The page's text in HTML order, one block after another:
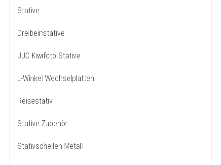
Stative
Dreibeinstative
JJC Kiwifoto Stative
L-Winkel Wechselplatten
Reisestativ
Stative Zubehör
Stativschellen Metall